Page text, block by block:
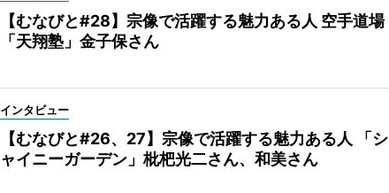
【むなびと#28】宗像で活躍する魅力ある人 空手道場
「天翔塾」金子保さん
インタビュー
【むなびと#26、27】宗像で活躍する魅力ある人 「シ
ャイニーガーデン」枇杷光二さん、和美さん